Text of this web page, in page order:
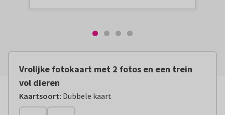
Vrolijke fotokaart met 2 fotos en een trein
vol dieren
Kaartsoort: Dubbele kaart